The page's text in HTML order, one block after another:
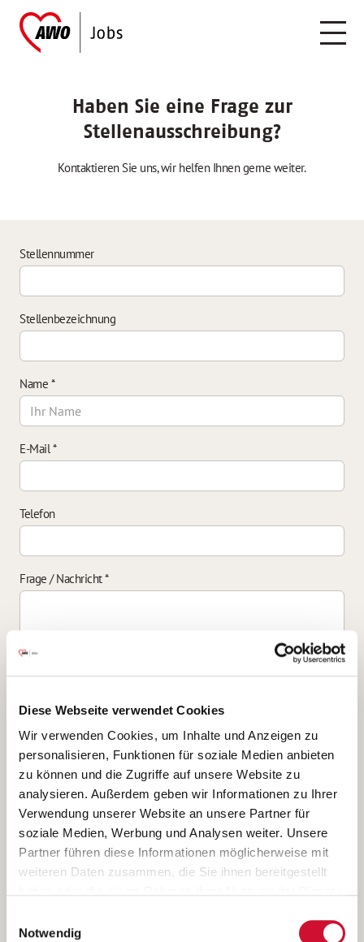
Diese Webseite verwendet Cookies
Wir verwenden Cookies, um Inhalte und Anzeigen zu
personalisieren, Funktionen für soziale Medien anbieten
zu können und die Zugriffe auf unsere Website zu
analysieren. Außerdem geben wir Informationen zu Ihrer
Verwendung unserer Website an unsere Partner für
soziale Medien, Werbung und Analysen weiter. Unsere
Partner führen diese Informationen möglicherweise mit
weiteren Daten zusammen, die Sie ihnen bereitgestellt
Wenn Sie auf „Cookies zulassen“ klicken, so stimmen
Notwendig
Haben Sie eine Frage zur
Stellenausschreibung?
Kontaktieren Sie uns, wir helfen Ihnen gerne weiter.
Stellennummer
Stellenbezeichnung
Name *
E-Mail*
Telefon
Frage / Nachricht*
Ich bin damit einverstanden, dass meine personenbezogenen Daten
ausschließlich zum Zweck der Durchführung der Kontaktanfrage
verarbeitet, auf IT- Systemen der Garitz Bewirtschaftungsbetriebe
GmbH, Heinrich-von-Kleist-Straße 2, 97688 Bad Kissingen
(Betreiber) gespeichert und an die für das Stellenangebot
verantwortliche Stelle zur Kontaktaufnahme weitergegeben
werden.
Diese Einwilligungserklärung kann ich jederzeit gegenüber dem
Weitere Details können Sie der
entnehmen.